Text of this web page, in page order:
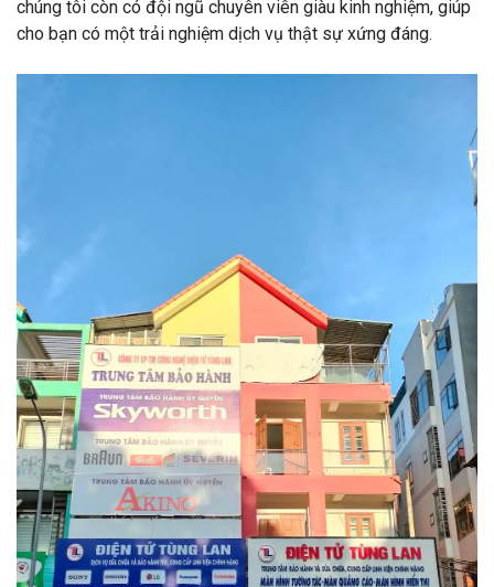
chúng tôi còn có đội ngũ chuyên viên giàu kinh nghiệm, giúp
cho bạn có một trải nghiệm dịch vụ thật sự xứng đáng.